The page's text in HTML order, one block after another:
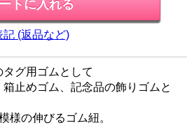
(返品など)
グ用ゴムとして
止めゴム、記念品の飾りゴムと
様の伸びるゴム紐。